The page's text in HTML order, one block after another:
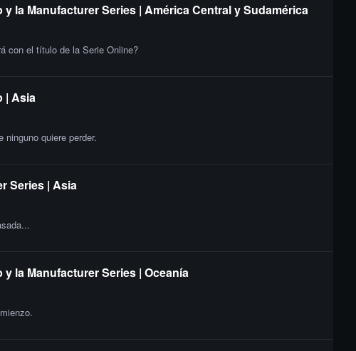
la Manufacturer Series | América Central y Sudamérica
con el título de la Serie Online?
| Asia
quiere perder.
Series | Asia
la Manufacturer Series | Oceanía